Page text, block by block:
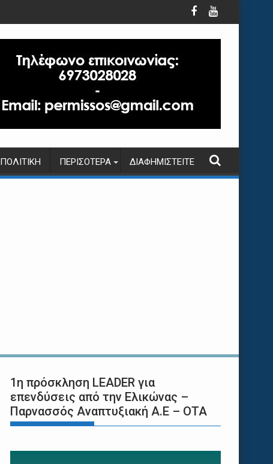
ΠΟΛΙΤΙΚΉ ΠΕΡΙΣΌΤΕΡΑ ΔΙΑΦΗΜΙΣΤΕΊΤΕ
1η πρόσκληση LEADER για
επενδύσεις από την Ελικώνας –
Παρνασσός Αναπτυξιακή Α.Ε – ΟΤΑ